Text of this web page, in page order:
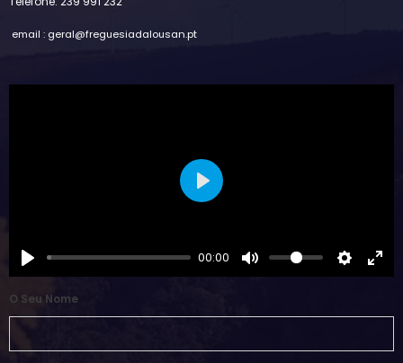
email : geral@freguesiadalousan.pt
00:00
Play
O Seu Nome